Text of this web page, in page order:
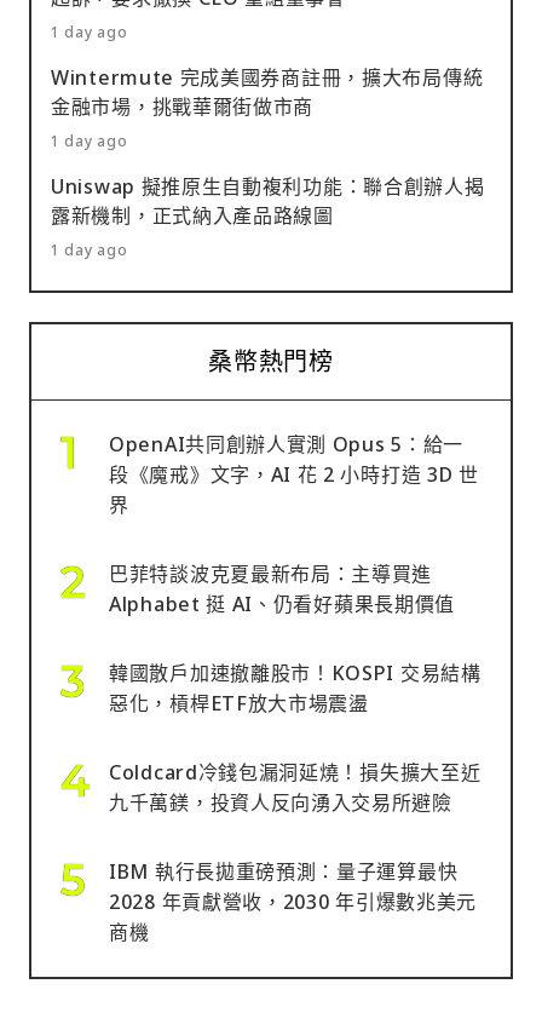
1 day ago
Wintermute 完成美國券商註冊，擴大布局傳統
金融市場，挑戰華爾街做市商
1 day ago
Uniswap 擬推原生自動複利功能：聯合創辦人揭
露新機制，正式納入產品路線圖
1 day ago
桑幣熱門榜
OpenAI共同創辦人實測 Opus 5：給一
段《魔戒》文字，AI 花 2 小時打造 3D 世
界
巴菲特談波克夏最新布局：主導買進
Alphabet 挺 AI、仍看好蘋果長期價值
韓國散戶加速撤離股市！KOSPI 交易結構
惡化，槓桿ETF放大市場震盪
Coldcard冷錢包漏洞延燒！損失擴大至近
九千萬鎂，投資人反向湧入交易所避險
IBM 執行長拋重磅預測：量子運算最快
2028 年貢獻營收，2030 年引爆數兆美元
商機